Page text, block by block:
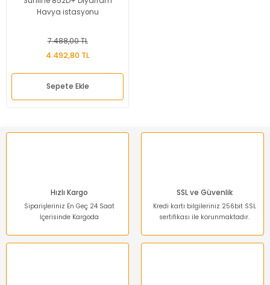
Havya istasyonu
7.488,00 TL
4.492,80 TL
Sepete Ekle
Hızlı Kargo
Siparişleriniz En Geç 24 Saat
İçerisinde Kargoda
SSL ve Güvenlik
Kredi kartı bilgileriniz 256bit SSL
sertifikası ile korunmaktadır.